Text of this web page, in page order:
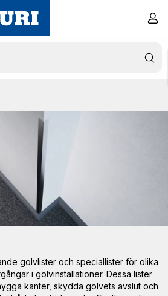
golvlister och speciallister för olika
i golvinstallationer. Dessa lister
kanter, skydda golvets avslut och